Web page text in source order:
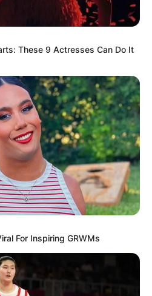
These 9 Actresses Can Do It
For Inspiring GRWMs